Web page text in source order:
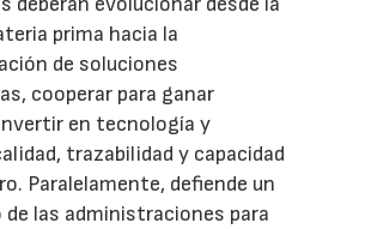
prima hacia la
de soluciones
cooperar para ganar
en tecnología y
trazabilidad y capacidad
Paralelamente, defiende un
de las administraciones para